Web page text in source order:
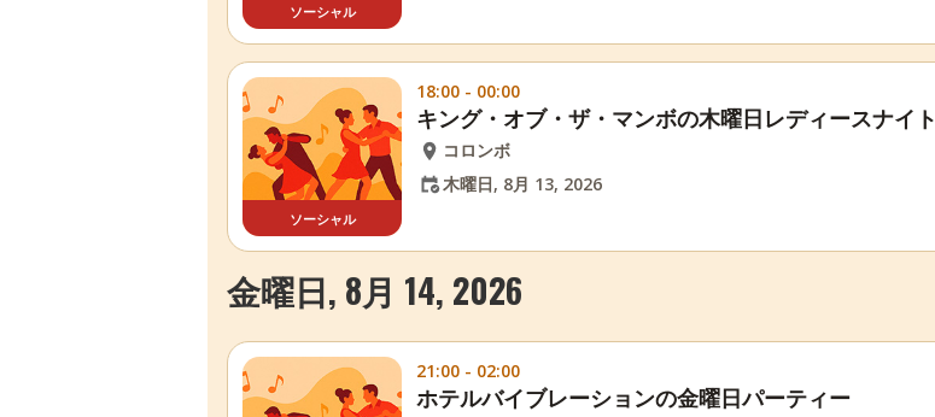
ソーシャル
ソーシャル
18:00 - 00:00
キング・オブ・ザ・マンボの木曜日レディースナイト
コロンボ
木曜日, 8月 13, 2026
金曜日, 8月 14, 2026
21:00 - 02:00
ホテルバイブレーションの金曜日パーティー